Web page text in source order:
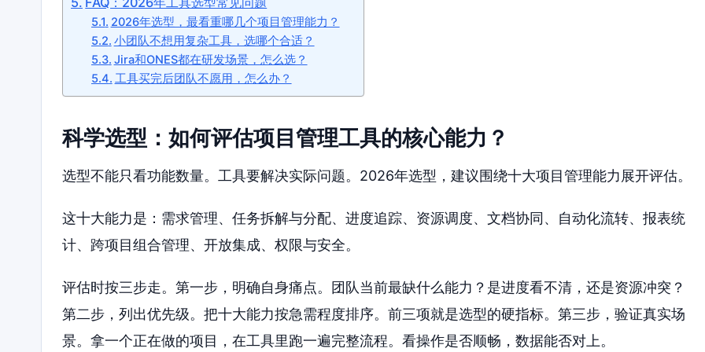
2026年选型，最看重哪几个项目管理能力？
小团队不想用复杂工具，选哪个合适？
Jira和ONES都在研发场景，怎么选？
工具买完后团队不愿用，怎么办？
科学选型：如何评估项目管理工具的核心能力？
选型不能只看功能数量。工具要解决实际问题。2026年选型，建议围绕十大项目管理能力展开评估。
这十大能力是：需求管理、任务拆解与分配、进度追踪、资源调度、文档协同、自动化流转、报表统
计、跨项目组合管理、开放集成、权限与安全。
评估时按三步走。第一步，明确自身痛点。团队当前最缺什么能力？是进度看不清，还是资源冲突？
第二步，列出优先级。把十大能力按急需程度排序。前三项就是选型的硬指标。第三步，验证真实场
景。拿一个正在做的项目，在工具里跑一遍完整流程。看操作是否顺畅，数据能否对上。